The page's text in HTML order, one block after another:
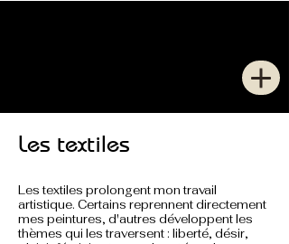
Les textiles
Les textiles prolongent mon travail
artistique. Certains reprennent directement
mes peintures, d'autres développent les
thèmes qui les traversent : liberté, désir,